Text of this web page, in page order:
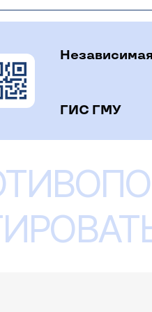
Вашу консультацию.
полоскания и
не
Зубы все
Е. PS. анализ крови делала, все в
очень тяжело ставить
на герпес. При этом
и т.д.). Обычно он
Приезжайте -
ГИС ГМУ